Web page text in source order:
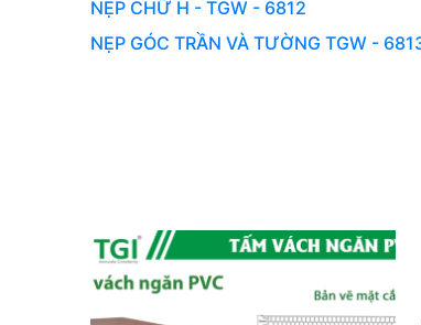
NẸP CHỮ H - TGW - 6812
NẸP GÓC TRẦN VÀ TƯỜNG TGW -